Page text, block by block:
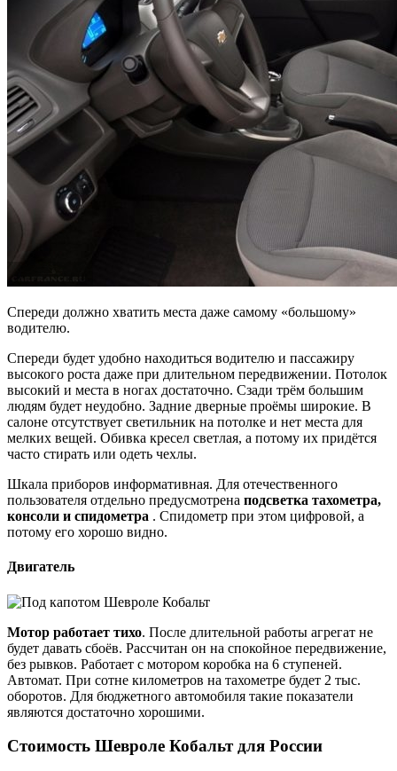
Спереди должно хватить места даже самому «большому»
водителю.
Спереди будет удобно находиться водителю и пассажиру
высокого роста даже при длительном передвижении. Потолок
высокий и места в ногах достаточно. Сзади трём большим
людям будет неудобно. Задние дверные проёмы широкие. В
салоне отсутствует светильник на потолке и нет места для
мелких вещей. Обивка кресел светлая, а потому их придётся
часто стирать или одеть чехлы.
Шкала приборов информативная. Для отечественного
пользователя отдельно предусмотрена подсветка тахометра,
консоли и спидометра . Спидометр при этом цифровой, а
потому его хорошо видно.
Двигатель
Мотор работает тихо. После длительной работы агрегат не
будет давать сбоёв. Рассчитан он на спокойное передвижение,
без рывков. Работает с мотором коробка на 6 ступеней.
Автомат. При сотне километров на тахометре будет 2 тыс.
оборотов. Для бюджетного автомобиля такие показатели
являются достаточно хорошими.
Стоимость Шевроле Кобальт для России